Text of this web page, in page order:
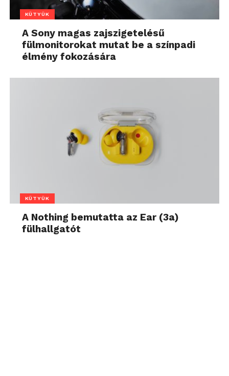
KÜTYÜK
A Sony magas zajszigetelésű
fülmonitorokat mutat be a színpadi
élmény fokozására
KÜTYÜK
A Nothing bemutatta az Ear (3a)
fülhallgatót